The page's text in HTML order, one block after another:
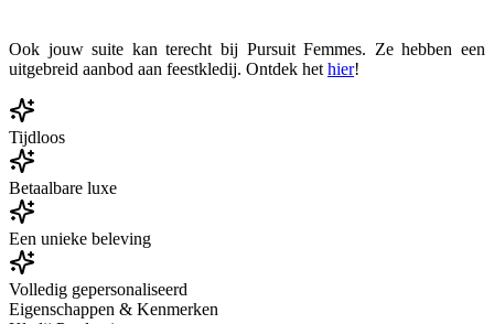
Ook jouw suite kan terecht bij Pursuit Femmes. Ze hebben een
uitgebreid aanbod aan feestkledij. Ontdek het hier!
Tijdloos
Betaalbare luxe
Een unieke beleving
Volledig gepersonaliseerd
Eigenschappen & Kenmerken